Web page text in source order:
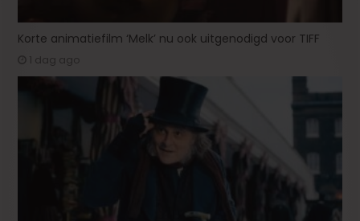
Korte animatiefilm ‘Melk’ nu ook uitgenodigd voor TIFF
1 dag ago